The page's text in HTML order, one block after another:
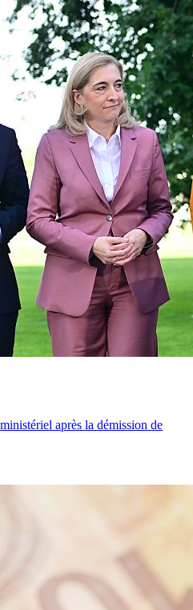
après la démission de